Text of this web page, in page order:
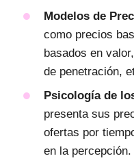
Modelos de
como precios
basados en
de penetración,
Psicología de
presenta sus
ofertas por
en la percepción.